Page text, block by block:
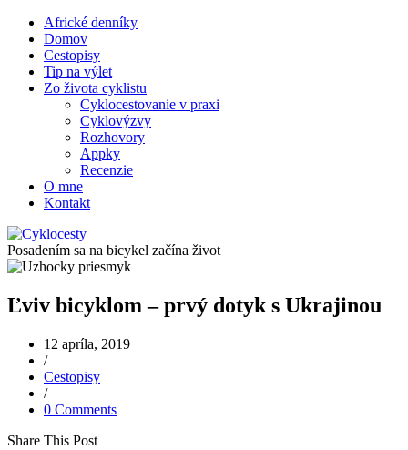
Africké denníky
Domov
Cestopisy
Tip na výlet
Zo života cyklistu
Cyklocestovanie v praxi
Cyklovýzvy
Rozhovory
Appky
Recenzie
O mne
Kontakt
Posadením sa na bicykel začína život
Ľviv bicyklom – prvý dotyk s Ukrajinou
12 apríla, 2019
/
Cestopisy
/
0 Comments
Share This Post